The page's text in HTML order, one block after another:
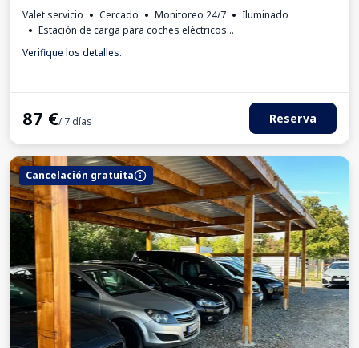
Valet servicio Cercado Monitoreo 24/7
Iluminado
Estación de carga para coches eléctricos
Invoice from the car park
Verifique los detalles.
87 €/ 7 días Reserva
Cancelación gratuita